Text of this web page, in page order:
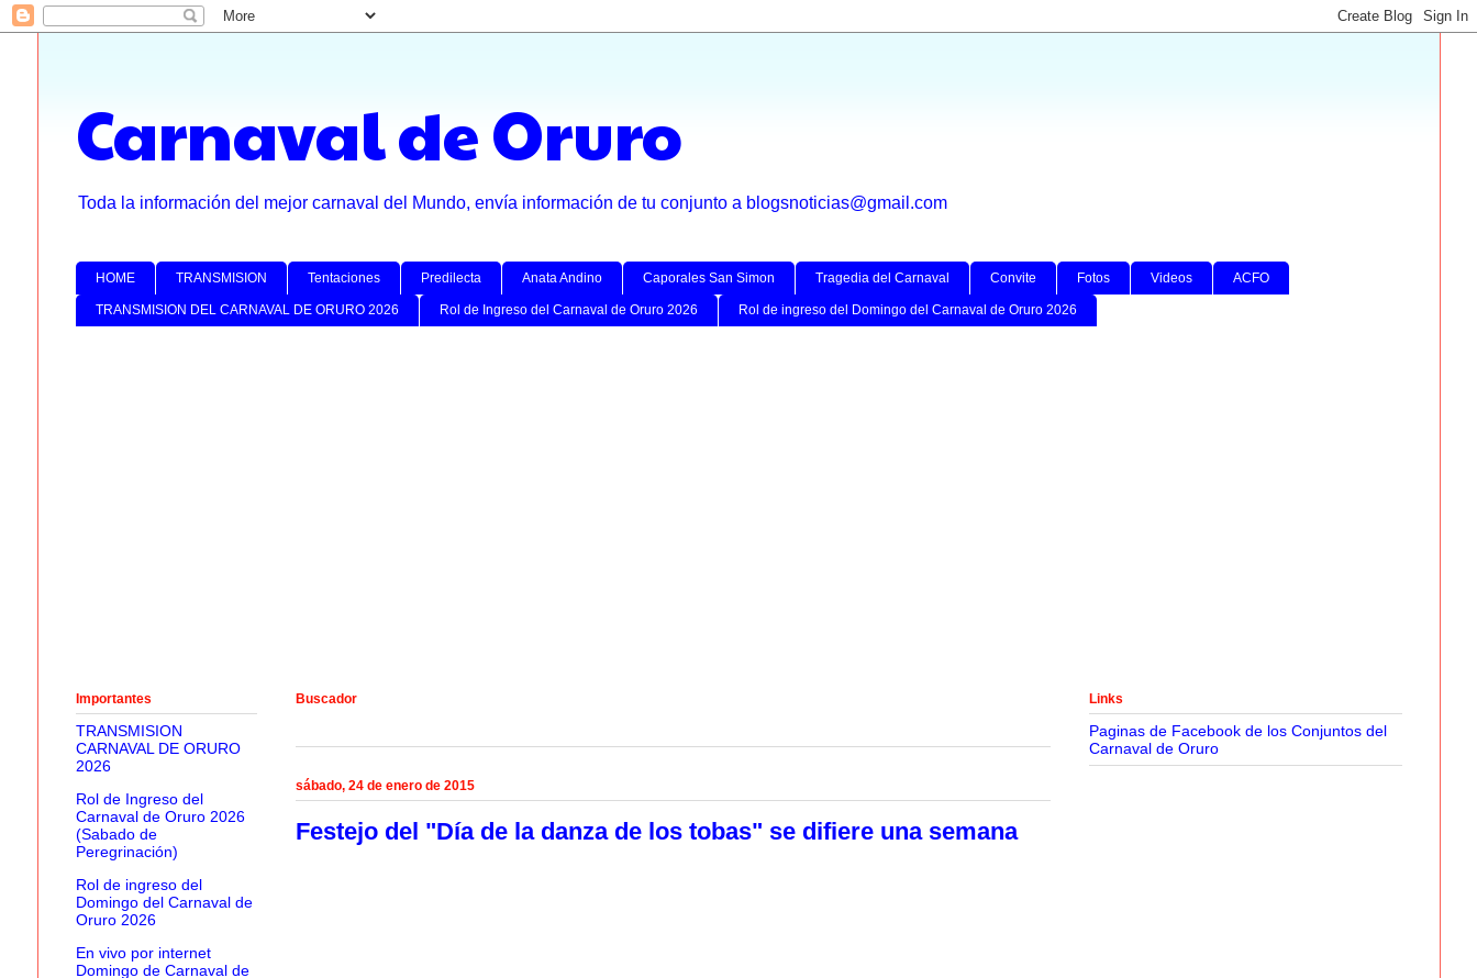
Carnaval de Oruro
Toda la información del mejor carnaval del Mundo, envía información de tu conjunto a blogsnoticias@gmail.com
HOME TRANSMISION Tentaciones Predilecta Anata Andino Caporales San Simon Tragedia del Carnaval Convite Fotos Videos ACFO
TRANSMISION DEL CARNAVAL DE ORURO 2026 Rol de Ingreso del Carnaval de Oruro 2026 Rol de ingreso del Domingo del Carnaval de Oruro 2026
Buscador
sábado, 24 de enero de 2015
Festejo del "Día de la danza de los tobas" se difiere una semana
Importantes
TRANSMISION
CARNAVAL DE ORURO
2026
Rol de Ingreso del
Carnaval de Oruro 2026
(Sabado de
Peregrinación)
Rol de ingreso del
Domingo del Carnaval de
Oruro 2026
En vivo por internet
Domingo de Carnaval de
Links
Paginas de Facebook de los Conjuntos del
Carnaval de Oruro